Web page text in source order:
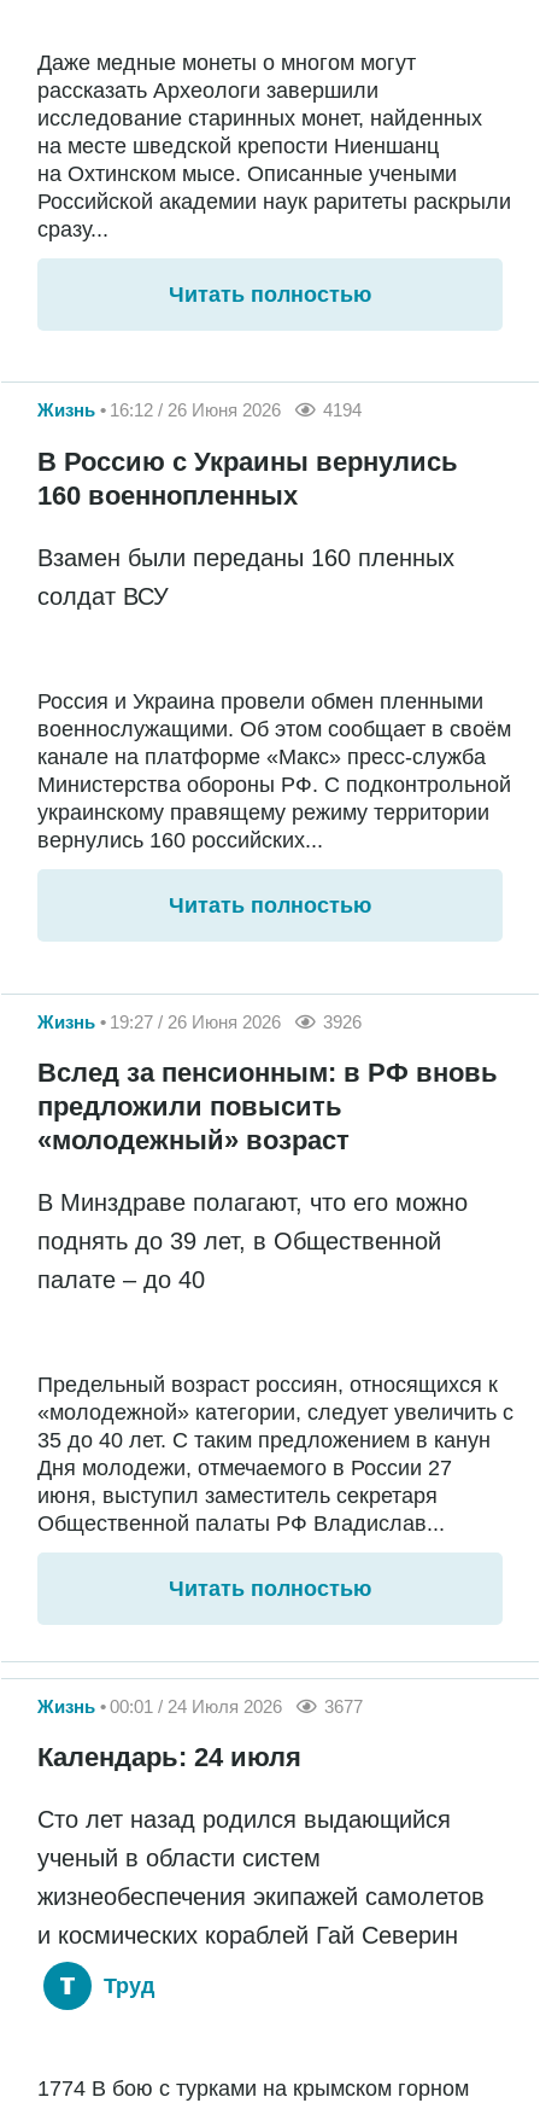
Даже медные монеты о многом могут
рассказать Археологи завершили
исследование старинных монет, найденных
на месте шведской крепости Ниеншанц
на Охтинском мысе. Описанные учеными
Российской академии наук раритеты раскрыли
сразу...
Читать полностью
Жизнь 16:12 / 26 Июня 2026 4194
В Россию с Украины вернулись
160 военнопленных
Взамен были переданы 160 пленных
солдат ВСУ
Россия и Украина провели обмен пленными
военнослужащими. Об этом сообщает в своём
канале на платформе «Макс» пресс-служба
Министерства обороны РФ. С подконтрольной
украинскому правящему режиму территории
вернулись 160 российских...
Читать полностью
Жизнь 19:27 / 26 Июня 2026 3926
Вслед за пенсионным: в РФ вновь
предложили повысить
«молодежный» возраст
В Минздраве полагают, что его можно
поднять до 39 лет, в Общественной
палате – до 40
Предельный возраст россиян, относящихся к
«молодежной» категории, следует увеличить с
35 до 40 лет. С таким предложением в канун
Дня молодежи, отмечаемого в России 27
июня, выступил заместитель секретаря
Общественной палаты РФ Владислав...
Читать полностью
Жизнь 00:01 / 24 Июля 2026 3677
Календарь: 24 июля
Сто лет назад родился выдающийся
ученый в области систем
жизнеобеспечения экипажей самолетов
и космических кораблей Гай Северин
Труд
1774 В бою с турками на крымском горном